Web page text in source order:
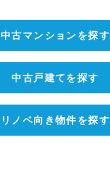
中古マンションを探す
中古戸建てを探す
リノベ向き物件を探す